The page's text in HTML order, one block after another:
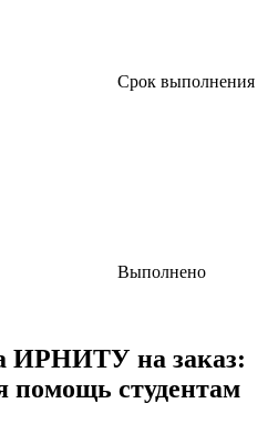
Срок выполнения
Выполнено
ИРНИТУ на заказ:
помощь студентам